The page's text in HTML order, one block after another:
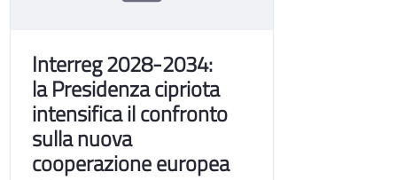
Interreg 2028-2034:
la Presidenza cipriota
intensifica il confronto
sulla nuova
cooperazione europea